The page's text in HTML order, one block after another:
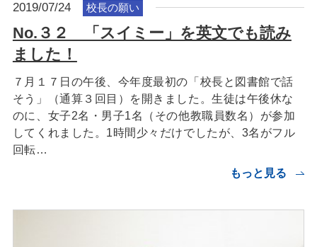
2019/07/24 校長の願い
No.３２ 「スイミー」を英文でも読み
ました！
７月１７日の午後、今年度最初の「校長と図書館で話
そう」（通算３回目）を開きました。生徒は午後休な
のに、女子2名・男子1名（その他教職員数名）が参加
してくれました。1時間少々だけでしたが、3名がフル
回転…
もっと見る